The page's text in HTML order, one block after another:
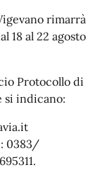
rimarrà
18 al 22 agosto
Protocollo di
si indicano:
0383/
.